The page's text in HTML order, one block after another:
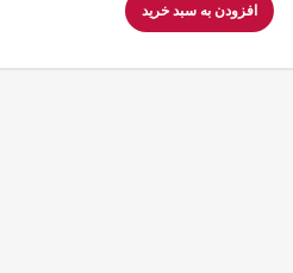
افزودن به سبد خرید